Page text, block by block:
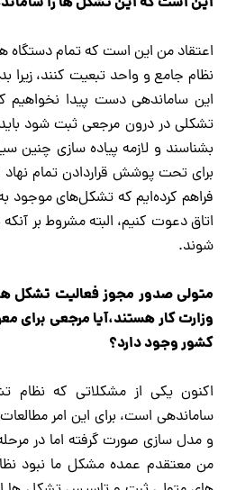
اعتقاد من این است که تمام دستگاه
نظام جامع و واحد تبعیت کنند، زیرا
این ساماندهی دست پیدا نخواهیم
تشکلی در درون مرجعی ثبت شود
بشناسند و لازمه پیاده سازی چنین
برای تحت پوشش قراردادن تمام نهاد
فراهم کرده‌ایم که تشکل‌های موجود
اتاق دعوت کنیم، البته مشروط بر
شوند.
متولی صدور مجوز فعالیت تشکل
وزارت کار هستند،آیا مرجعی
کشور وجود دارد؟
اکنون یکی از مشکلاتی که نظام
ساماندهی است، برای این امر
و مدل سازی صورت گرفته اما در
من معتقدم عمده مشکل ما نبود